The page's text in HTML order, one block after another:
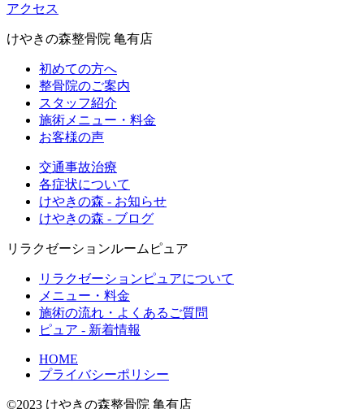
アクセス
けやきの森整骨院 亀有店
初めての方へ
整骨院のご案内
スタッフ紹介
施術メニュー・料金
お客様の声
交通事故治療
各症状について
けやきの森 - お知らせ
けやきの森 - ブログ
リラクゼーションルームピュア
リラクゼーションピュアについて
メニュー・料金
施術の流れ・よくあるご質問
ピュア - 新着情報
HOME
プライバシーポリシー
©2023 けやきの森整骨院 亀有店